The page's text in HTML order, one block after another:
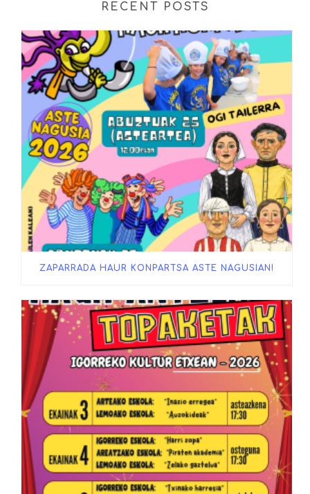
RECENT POSTS
ZAPARRADA HAUR KONPARTSA ASTE NAGUSIAN!